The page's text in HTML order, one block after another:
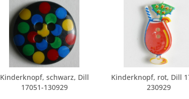
Kinderknopf, schwarz, Dill
17051-130929
Kinderknopf, rot, Dill
230929